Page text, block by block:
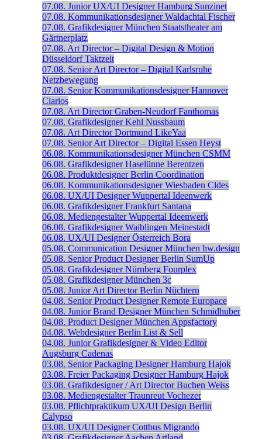
07.08. Junior UX/UI Designer Hamburg Sunzinet
07.08. Kommunikationsdesigner Waldachtal Fischer
07.08. Grafikdesigner München Staatstheater am
Gärtnerplatz
07.08. Art Director – Digital Design & Motion
Düsseldorf Taktzeit
07.08. Senior Art Director – Digital Karlsruhe
Netzbewegung
07.08. Senior Kommunikationsdesigner Hannover
Clarios
07.08. Art Director Graben-Neudorf Fanthomas
07.08. Grafikdesigner Kehl Nussbaum
07.08. Art Director Dortmund LikeYaa
07.08. Senior Art Director – Digital Essen Heyst
06.08. Kommunikationsdesigner München CSMM
06.08. Grafikdesigner Haselünne Berentzen
06.08. Produktdesigner Berlin Coordination
06.08. Kommunikationsdesigner Wiesbaden Cldes
06.08. UX/UI Designer Wuppertal Ideenwerk
06.08. Grafikdesigner Frankfurt Santana
06.08. Mediengestalter Wuppertal Ideenwerk
06.08. Grafikdesigner Waiblingen Meinestadt
06.08. UX/UI Designer Österreich Bora
05.08. Communication Designer München hw.design
05.08. Senior Product Designer Berlin SumUp
05.08. Grafikdesigner Nürnberg Fourplex
05.08. Grafikdesigner München 3c
05.08. Junior Art Director Berlin Nüchtern
04.08. Senior Product Designer Remote Europace
04.08. Junior Brand Designer München Schmidhuber
04.08. Product Designer München Appsfactory
04.08. Webdesigner Berlin List & Sell
04.08. Junior Grafikdesigner & Video Editor
Augsburg Cadenas
03.08. Senior Packaging Designer Hamburg Hajok
03.08. Freier Packaging Designer Hamburg Hajok
03.08. Grafikdesigner / Art Director Buchen Weiss
03.08. Mediengestalter Traunreut Vochezer
03.08. Pflichtpraktikum UX/UI Design Berlin
Calypso
03.08. UX/UI Designer Cottbus Migrando